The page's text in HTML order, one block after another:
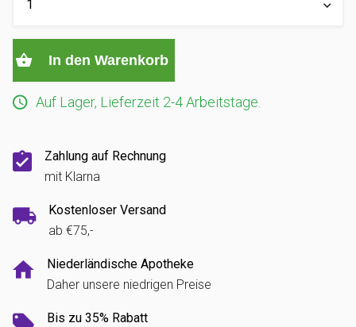
In den Warenkorb
Auf Lager, Lieferzeit 2-4 Arbeitstage.
Zahlung auf Rechnung
mit Klarna
Kostenloser Versand
ab €75,-
Niederländische Apotheke
Daher unsere niedrigen Preise
Bis zu 35% Rabatt